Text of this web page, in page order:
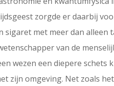
zorgde er daarbij
sigaret met meer dan
van de
wezen een diepere
zijn omgeving. Net zoals